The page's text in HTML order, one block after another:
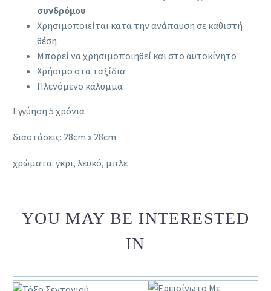
συνδρόμου
Χρησιμοποιείται κατά την ανάπαυση σε καθιστή
θέση
Μπορεί να χρησιμοποιηθεί και στο αυτοκίνητο
Χρήσιμο στα ταξίδια
Πλενόμενο κάλυμμα
Εγγύηση 5 χρόνια
διαστάσεις: 28cm x 28cm
χρώματα: γκρι, λευκό, μπλε
YOU MAY BE INTERESTED
IN